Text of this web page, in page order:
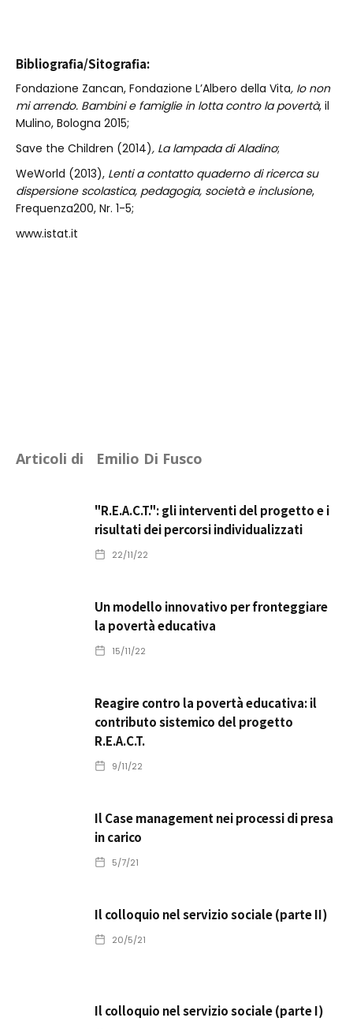
Bibliografia/Sitografia:
Fondazione Zancan, Fondazione L’Albero della Vita, Io non
mi arrendo. Bambini e famiglie in lotta contro la povertà, il
Mulino, Bologna 2015;
Save the Children (2014), La lampada di Aladino;
WeWorld (2013), Lenti a contatto quaderno di ricerca su
dispersione scolastica, pedagogia, società e inclusione,
Frequenza200, Nr. 1-5;
www.istat.it
Articoli di Emilio Di Fusco
"R.E.A.C.T.": gli interventi del progetto e i
risultati dei percorsi individualizzati
22/11/22
Un modello innovativo per fronteggiare
la povertà educativa
15/11/22
Reagire contro la povertà educativa: il
contributo sistemico del progetto
R.E.A.C.T.
9/11/22
Il Case management nei processi di presa
in carico
5/7/21
Il colloquio nel servizio sociale (parte II)
20/5/21
Il colloquio nel servizio sociale (parte I)